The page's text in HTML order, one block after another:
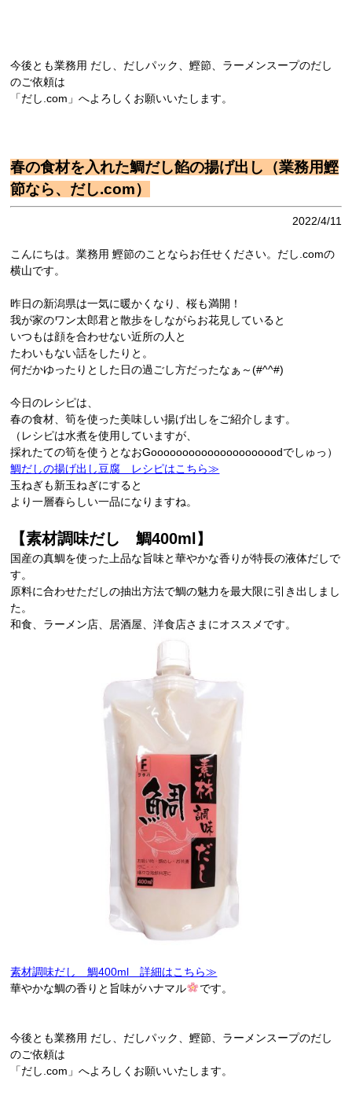
今後とも業務用 だし、だしパック、鰹節、ラーメンスープのだし
のご依頼は
「だし.com」へよろしくお願いいたします。
春の食材を入れた鯛だし餡の揚げ出し（業務用鰹
節なら、だし.com）
2022/4/11
こんにちは。業務用 鰹節のことならお任せください。だし.comの
横山です。
昨日の新潟県は一気に暖かくなり、桜も満開！
我が家のワン太郎君と散歩をしながらお花見していると
いつもは顔を合わせない近所の人と
たわいもない話をしたりと。
何だかゆったりとした日の過ごし方だったなぁ～(#^^#)
今日のレシピは、
春の食材、筍を使った美味しい揚げ出しをご紹介します。
（レシピは水煮を使用していますが、
採れたての筍を使うとなおGoooooooooooooooooooodでしゅっ）
鯛だしの揚げ出し豆腐 レシピはこちら≫
玉ねぎも新玉ねぎにすると
より一層春らしい一品になりますね。
【素材調味だし 鯛400ml 】
国産の真鯛を使った上品な旨味と華やかな香りが特長の液体だしで
す。
原料に合わせただしの抽出方法で鯛の魅力を最大限に引き出しまし
た。
和食、ラーメン店、居酒屋、洋食店さまにオススメです。
素材調味だし 鯛400ml 詳細はこちら≫
華やかな鯛の香りと旨味がハナマル
です。
今後とも業務用 だし、だしパック、鰹節、ラーメンスープのだし
のご依頼は
「だし.com」へよろしくお願いいたします。